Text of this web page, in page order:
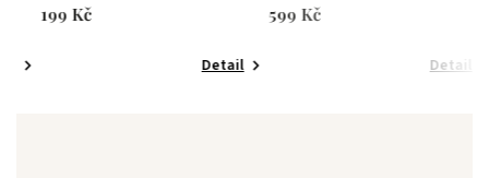
199 Kč
Detail
599 Kč
Detail